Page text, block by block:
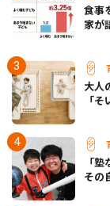
食事
家が
大人
「
「
その